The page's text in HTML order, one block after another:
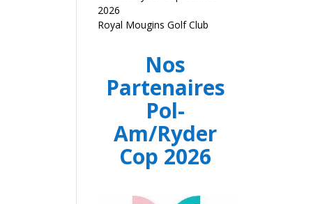
2026
Royal Mougins Golf Club
Nos
Partenaires
Pol-
Am/Ryder
Cop 2026